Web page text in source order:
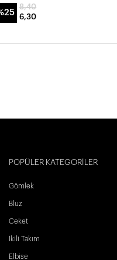
8,40
6,30
POPÜLER KATEGORİLER
Gömlek
Bluz
Ceket
İkili Takım
Elbise